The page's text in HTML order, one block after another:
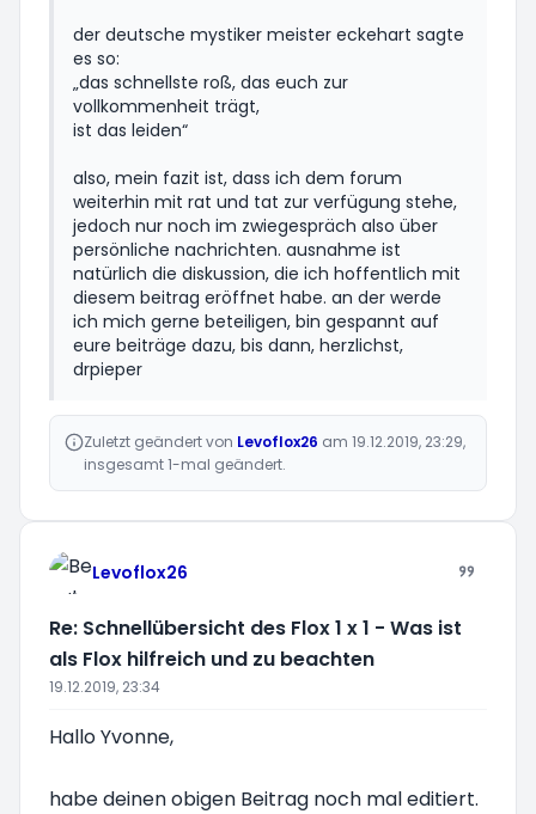
der deutsche mystiker meister eckehart sagte
es so:
„das schnellste roß, das euch zur
vollkommenheit trägt,
ist das leiden“
also, mein fazit ist, dass ich dem forum
weiterhin mit rat und tat zur verfügung stehe,
jedoch nur noch im zwiegespräch also über
persönliche nachrichten. ausnahme ist
natürlich die diskussion, die ich hoffentlich mit
diesem beitrag eröffnet habe. an der werde
ich mich gerne beteiligen, bin gespannt auf
eure beiträge dazu, bis dann, herzlichst,
drpieper
Zuletzt geändert von Levoflox26 am 19.12.2019, 23:29,
insgesamt 1-mal geändert.
Levoflox26
Re: Schnellübersicht des Flox 1 x 1 - Was ist
als Flox hilfreich und zu beachten
19.12.2019, 23:34
Hallo Yvonne,
habe deinen obigen Beitrag noch mal editiert.